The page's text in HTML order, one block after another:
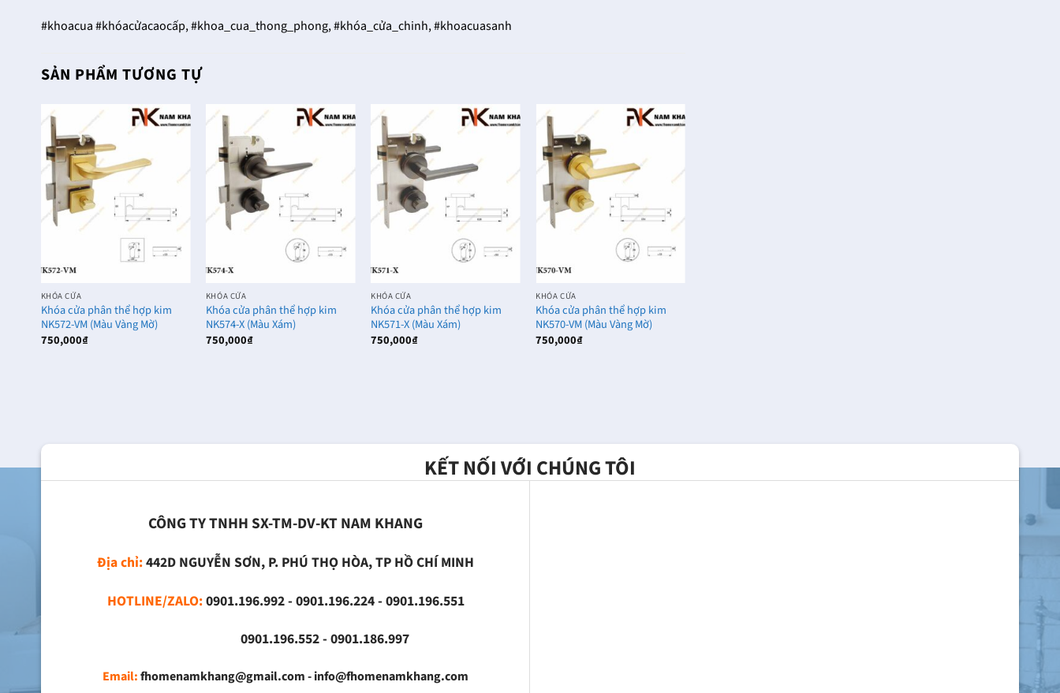
#khoacua #khóacửacaocấp, #khoa_cua_thong_phong, #khóa_cửa_chinh, #khoacuasanh
SẢN PHẨM TƯƠNG TỰ
KHÓA CỬA
Khóa cửa phân thể hợp kim
NK572-VM (Màu Vàng Mờ)
750,000₫
KHÓA CỬA
Khóa cửa phân thể hợp kim
NK574-X (Màu Xám)
750,000₫
KHÓA CỬA
Khóa cửa phân thể hợp kim
NK571-X (Màu Xám)
750,000₫
KHÓA CỬA
Khóa cửa phân thể hợp kim
NK570-VM (Màu Vàng Mờ)
750,000₫
KẾT NỐI VỚI CHÚNG TÔI
CÔNG TY TNHH SX-TM-DV-KT NAM KHANG
Địa chỉ:442D NGUYỄN SƠN, P. PHÚ THỌ HÒA, TP HỒ CHÍ MINH
HOTLINE/ZALO:0901.196.992 - 0901.196.224 - 0901.196.551
0901.196.552 - 0901.186.997
Email:fhomenamkhang@gmail.com - info@fhomenamkhang.com